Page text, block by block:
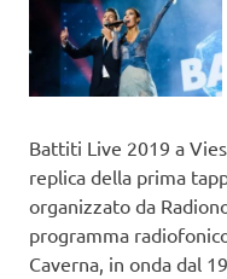
Battiti Live 2019 a
replica della prima
organizzato da
programma
Caverna, in onda dal